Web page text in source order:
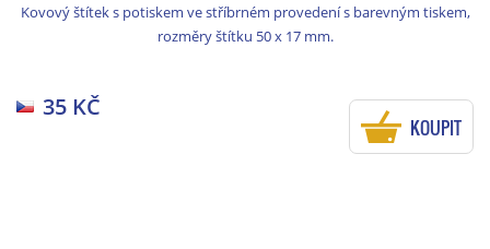
Kovový štítek s potiskem ve stříbrném provedení s barevným tiskem,
rozměry štítku 50 x 17 mm.
35 KČ
KOUPIT